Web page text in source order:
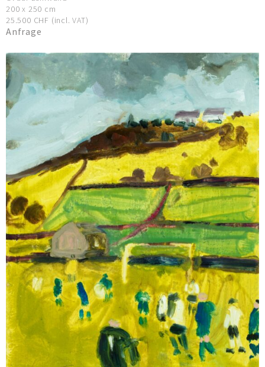
200 x 250 cm
25.500 CHF (incl. VAT)
Anfrage